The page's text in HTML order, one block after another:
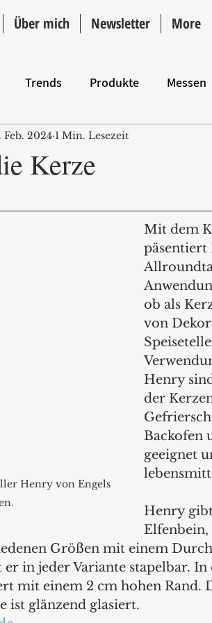
Über mich Newsletter More
Trends Produkte Messen
Intro
Kerze
Feb. 2024 1 Min. Lesezeit
Henry von Engels
Mit dem
päsentiert
ob als
von
Henry
der
Backofen
geeignet
Henry
Größen mit einem
er in jeder Variante stapelbar.
mit einem 2 cm hohen Rand.
ist glänzend glasiert.